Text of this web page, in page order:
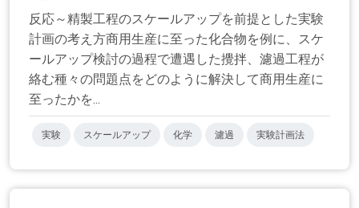
反応～精製工程のスケールアップを前提とした実験
計画の考え方商用生産に至った化合物を例に、スケ
ールアップ検討の過程で遭遇した攪拌、濾過工程が
絡む種々の問題点をどのように解決して商用生産に
至ったかを...
実験 スケールアップ 化学 濾過 実験計画法